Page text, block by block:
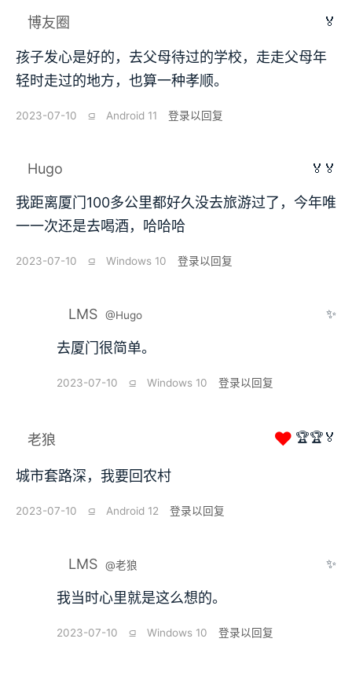
博友圈 🏅
孩子发心是好的，去父母待过的学校，走走父母年
轻时走过的地方，也算一种孝顺。
2023-07-10 ⫑ Android 11 登录以回复
Hugo 🏅🏅
我距离厦门100多公里都好久没去旅游过了，今年唯
一一次还是去喝酒，哈哈哈
2023-07-10 ⫑ Windows 10 登录以回复
LMS @Hugo ✨
去厦门很简单。
2023-07-10 ⫑ Windows 10 登录以回复
老狼 ❤ 🏆🏆🏅
城市套路深，我要回农村
2023-07-10 ⫑ Android 12 登录以回复
LMS @老狼 ✨
我当时心里就是这么想的。
2023-07-10 ⫑ Windows 10 登录以回复